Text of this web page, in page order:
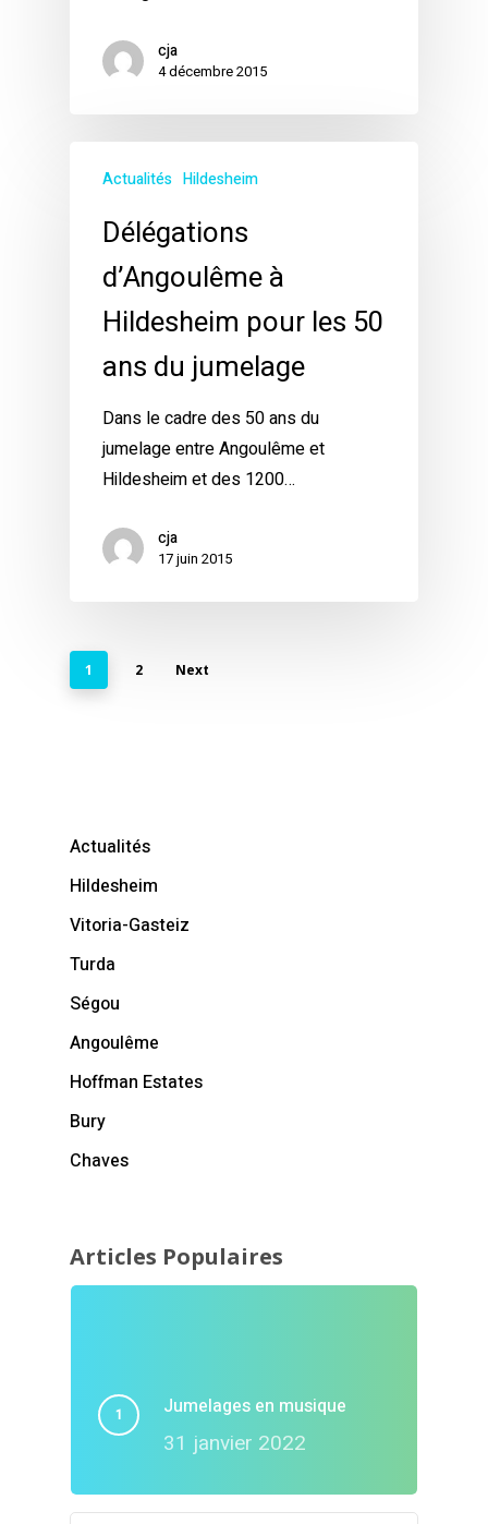
cja
4 décembre 2015
Actualités Hildesheim
Délégations
d’Angoulême à
Hildesheim pour les 50
ans du jumelage
Dans le cadre des 50 ans du
jumelage entre Angoulême et
Hildesheim et des 1200…
cja
17 juin 2015
1 2 Next
Actualités
Hildesheim
Vitoria-Gasteiz
Turda
Ségou
Angoulême
Hoffman Estates
Bury
Chaves
Articles Populaires
Jumelages en musique
31 janvier 2022